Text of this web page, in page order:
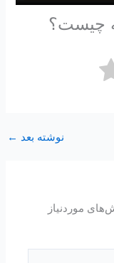
چیست؟
نوشته بعد ←
موردنیاز